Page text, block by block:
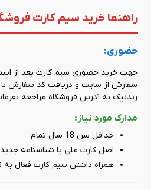
راهنما خرید سیم کارت
حضوری:
جهت خرید حضوری سیم کارت بعد از
سفارش از سایت و دریافت کد سفارش با
رندنیک به آدرس فروشگاه مراجعه
مدارک مورد نیاز:
حداقل سن 18 سال تمام
اصل کارت ملی یا شناسنامه جدید
همراه داشتن سیم کارت فعال به